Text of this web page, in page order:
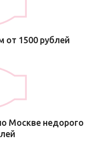
от 1500 рублей
Москве недорого